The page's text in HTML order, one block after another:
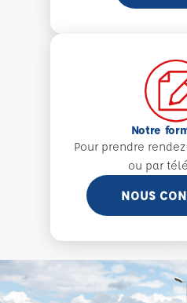
Notre
Pour prendre
ou par
NOUS